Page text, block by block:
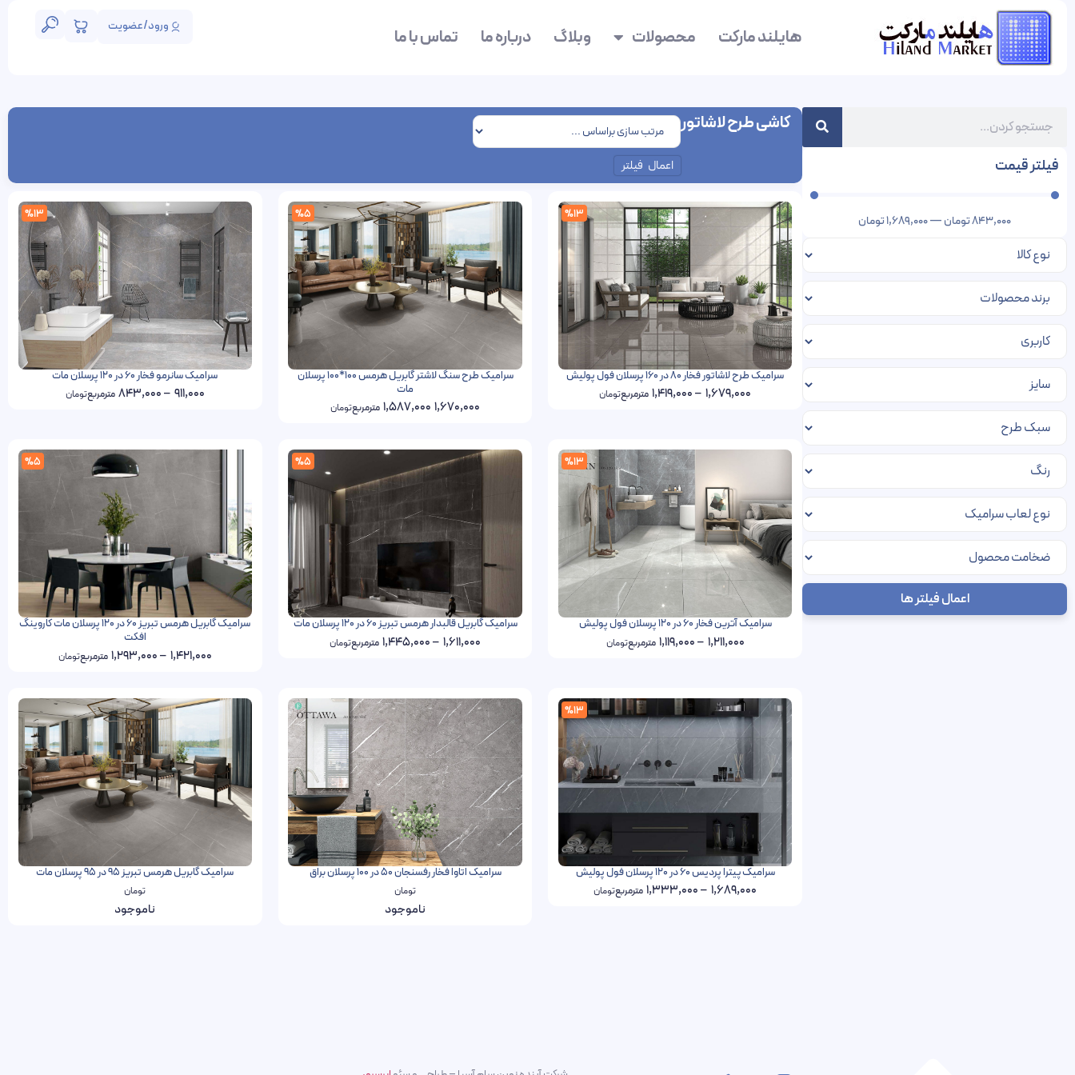
هایلند مارکت محصولات وبلاگ درباره ما تماس با ما ورود/عضویت
فیلتر قیمت
843,000تومان—
1,689,000تومان
اعمال فیلتر ها
کاشی طرح لاشاتور
اعمال فیلتر
%13
سرامیک طرح لاشاتور فخار 80 در 160 پرسلان فول پولیش
1,679,000
–
1,419,000 مترمربعتومان
%5
سرامیک طرح سنگ لاشتر گابریل هرمس 100*100 پرسلان
مات
1,670,000
1,587,000 مترمربعتومان
%13
سرامیک سانرمو فخار 60 در 120 پرسلان مات
911,000
–
843,000 مترمربعتومان
%13
سرامیک آترین فخار 60 در 120 پرسلان فول پولیش
1,211,000
–
1,119,000 مترمربعتومان
%5
سرامیک گابریل قالبدار هرمس تبریز 60 در 120 پرسلان مات
1,611,000
–
1,445,000 مترمربعتومان
%5
سرامیک گابریل هرمس تبریز 60 در 120 پرسلان مات کاروینگ
افکت
1,421,000
–
1,293,000 مترمربعتومان
%13
سرامیک پیترا پردیس 60 در 120 پرسلان فول پولیش
1,689,000
–
1,333,000 مترمربعتومان
سرامیک اتاوا فخار رفسنجان 50 در 100 پرسلان براق
تومان
ناموجود
سرامیک گابریل هرمس تبریز 95 در 95 پرسلان مات
تومان
ناموجود